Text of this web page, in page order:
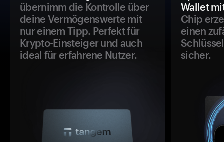
übernimm die Kontrolle über
deine Vermögenswerte mit
nur einem Tipp. Perfekt für
Krypto-Einsteiger und auch
ideal für erfahrene Nutzer.
Wallet
Chip
einen
sicher.